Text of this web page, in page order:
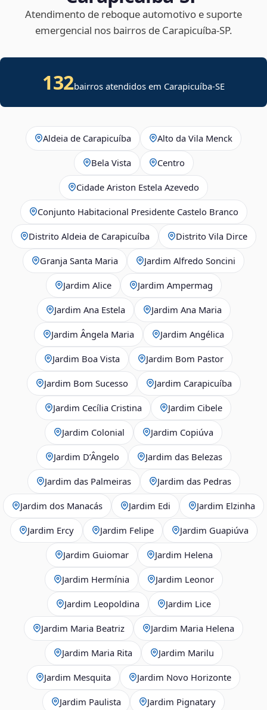
Atendimento de reboque automotivo e suporte
emergencial nos bairros de Carapicuíba‑SP.
132bairros atendidos em Carapicuíba-SE
Aldeia de Carapicuíba Alto da Vila Menck
Bela Vista Centro
Cidade Ariston Estela Azevedo
Conjunto Habitacional Presidente Castelo Branco
Distrito Aldeia de Carapicuíba Distrito Vila Dirce
Granja Santa Maria Jardim Alfredo Soncini
Jardim Alice Jardim Ampermag
Jardim Ana Estela Jardim Ana Maria
Jardim Ângela Maria Jardim Angélica
Jardim Boa Vista Jardim Bom Pastor
Jardim Bom Sucesso Jardim Carapicuíba
Jardim Cecília Cristina Jardim Cibele
Jardim Colonial Jardim Copiúva
Jardim D’Ângelo Jardim das Belezas
Jardim das Palmeiras Jardim das Pedras
Jardim dos Manacás Jardim Edi Jardim Elzinha
Jardim Ercy Jardim Felipe Jardim Guapiúva
Jardim Guiomar Jardim Helena
Jardim Hermínia Jardim Leonor
Jardim Leopoldina Jardim Lice
Jardim Maria Beatriz Jardim Maria Helena
Jardim Maria Rita Jardim Marilu
Jardim Mesquita Jardim Novo Horizonte
Jardim Paulista Jardim Pignatary